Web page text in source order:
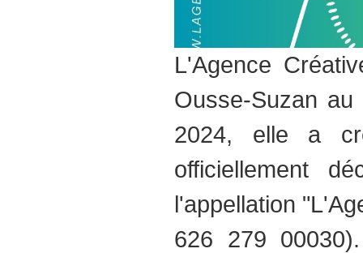
L'Agence
Ousse-Suzan
2024, elle a
officiellement
l'appellation
626 279